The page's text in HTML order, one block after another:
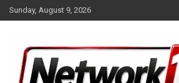
Skip
to
Sunday, August 9, 2026